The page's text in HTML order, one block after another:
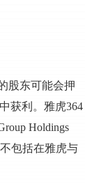
股东可能会押
获利。雅虎364
Holdings
包括在雅虎与